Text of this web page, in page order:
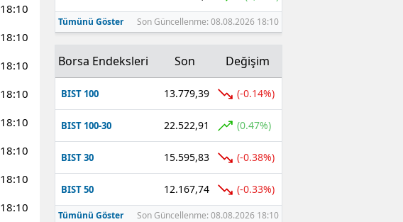
18:10
18:10
18:10
18:10
18:10
18:10
18:10
18:10
Tümünü Göster Son Güncellenme: 08.08.2026 18:10
Borsa Endeksleri Son Değişim
BIST 100 13.779,39 (-0.14%)
BIST 100-30 22.522,91 (0.47%)
BIST 30 15.595,83 (-0.38%)
BIST 50 12.167,74 (-0.33%)
Tümünü Göster Son Güncellenme: 08.08.2026 18:10